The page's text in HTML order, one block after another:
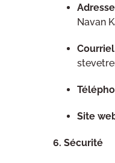
Navan
Courriel
Site
6. Sécurité